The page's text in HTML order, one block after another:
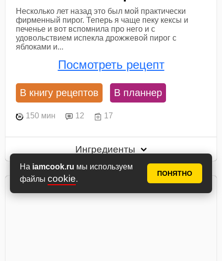
На iamcook.ru мы используем
файлы cookie.
ПОНЯТНО
Несколько лет назад это был мой практически
фирменный пирог. Теперь я чаще пеку кексы и
печенье и вот вспомнила про него и с
удовольствием испекла дрожжевой пирог с
яблоками и...
Посмотреть рецепт
В книгу рецептов В планнер
150 мин 12 17
Ингредиенты